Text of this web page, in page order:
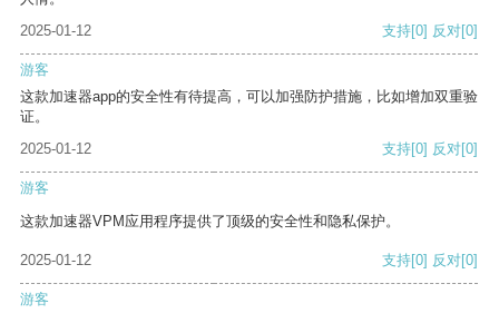
2025-01-12
支持[0] 反对[0]
游客
这款加速器app的安全性有待提高，可以加强防护措施，比如增加双重验
证。
2025-01-12
支持[0] 反对[0]
游客
这款加速器VPM应用程序提供了顶级的安全性和隐私保护。
2025-01-12 支持[0] 反对[0]
游客